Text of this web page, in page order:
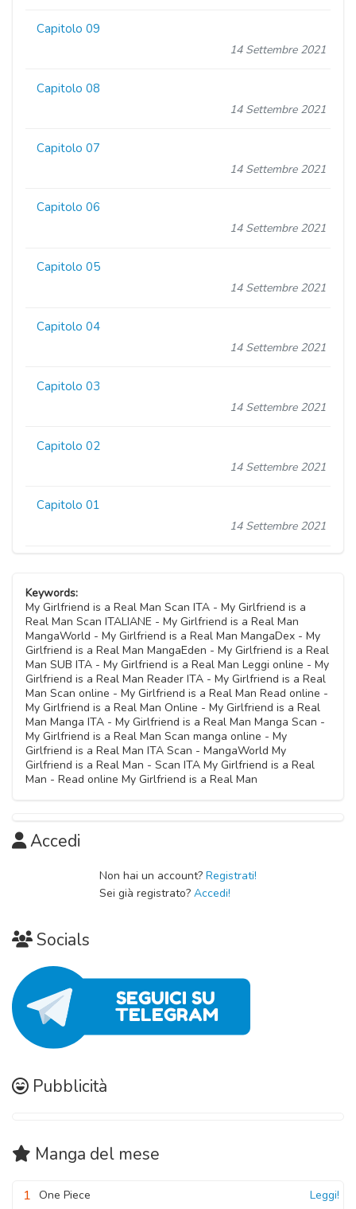
Capitolo 09
14 Settembre 2021
Capitolo 08
14 Settembre 2021
Capitolo 07
14 Settembre 2021
Capitolo 06
14 Settembre 2021
Capitolo 05
14 Settembre 2021
Capitolo 04
14 Settembre 2021
Capitolo 03
14 Settembre 2021
Capitolo 02
14 Settembre 2021
Capitolo 01
14 Settembre 2021
Keywords:
My Girlfriend is a Real Man Scan ITA - My Girlfriend is a
Real Man Scan ITALIANE - My Girlfriend is a Real Man
MangaWorld - My Girlfriend is a Real Man MangaDex - My
Girlfriend is a Real Man MangaEden - My Girlfriend is a Real
Man SUB ITA - My Girlfriend is a Real Man Leggi online - My
Girlfriend is a Real Man Reader ITA - My Girlfriend is a Real
Man Scan online - My Girlfriend is a Real Man Read online -
My Girlfriend is a Real Man Online - My Girlfriend is a Real
Man Manga ITA - My Girlfriend is a Real Man Manga Scan -
My Girlfriend is a Real Man Scan manga online - My
Girlfriend is a Real Man ITA Scan - MangaWorld My
Girlfriend is a Real Man - Scan ITA My Girlfriend is a Real
Man - Read online My Girlfriend is a Real Man
Accedi
Non hai un account? Registrati!
Sei già registrato? Accedi!
Socials
Pubblicità
Manga del mese
1 One Piece Leggi!